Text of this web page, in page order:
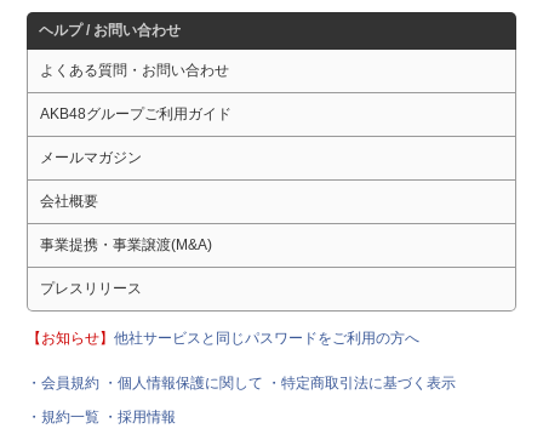
ヘルプ / お問い合わせ
よくある質問・お問い合わせ
AKB48グループご利用ガイド
メールマガジン
会社概要
事業提携・事業譲渡(M&A)
プレスリリース
【お知らせ】他社サービスと同じパスワードをご利用の方へ
・会員規約 ・個人情報保護に関して
・特定商取引法に基づく表示
・規約一覧 ・採用情報